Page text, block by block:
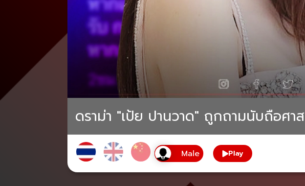
ดราม่า "เป้ย ปานวาด" ถูกถามนับถือศา
Play